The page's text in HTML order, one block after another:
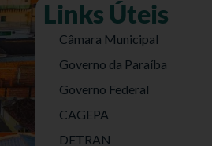
Links Úteis
Câmara Municipal
Governo da Paraíba
Governo Federal
CAGEPA
DETRAN